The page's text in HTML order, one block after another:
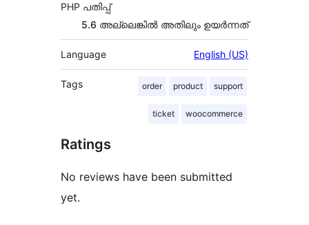
PHP പതിപ്പ്
5.6 അല്ലെങ്കില്‍ അതിലും ഉയര്‍ന്നത്
Language English (US)
Tags order product support
ticket woocommerce
Ratings
No reviews have been submitted
yet.